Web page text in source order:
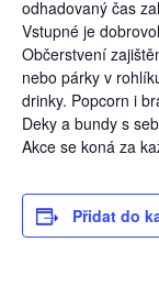
odhadovaný čas
Vstupné je
Občerstvení
nebo párky v
drinky. Popcorn i
Deky a bundy s
Akce se koná za
Přidat do